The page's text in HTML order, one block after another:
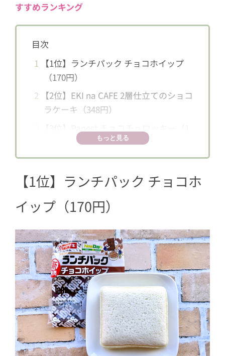
すすめランキング
目次
1
【1位】ランチパック チョコホイップ
（170円）
2 【2位】EKI na CAFE 2層仕立てのショコ
ラケーキ（348円）
4【4位】EKI na CAFE シフォンサンド～
キャラメルチョコクリーム～（238円）
【5位】EKI na CAFE チョコのクレープ
～くるみを抜いちゃいました～（260
6実食した編集部員
もっと見る
【1位】ランチパック チョコホ
イップ（170円）